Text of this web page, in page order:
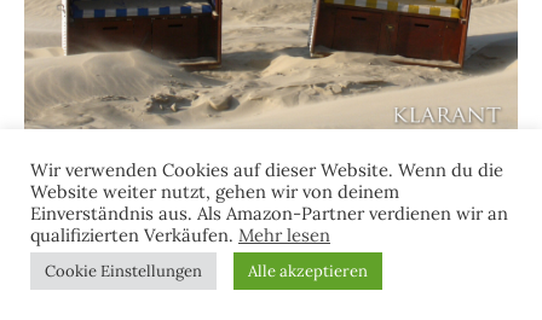
Suchen
nach:
Wir verwenden Cookies auf dieser Website. Wenn du die
Website weiter nutzt, gehen wir von deinem
Einverständnis aus. Als Amazon-Partner verdienen wir an
qualifizierten Verkäufen. Mehr lesen
Cookie Einstellungen Alle akzeptieren